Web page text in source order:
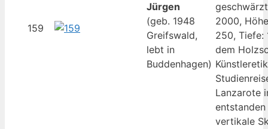
159
Jürgen
(geb. 1948
Greifswald,
lebt in
Buddenhagen)
2000,
250, Tiefe:
dem
Lanzarote
vertikale